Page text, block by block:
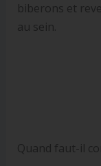
biberons et
au sein.
Quand faut-il